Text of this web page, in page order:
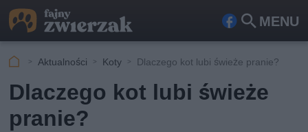
MENU
Fa
ook
Szu
Aktualności Koty Dlaczego kot lubi świeże pranie?
Dlaczego kot lubi świeże
pranie?